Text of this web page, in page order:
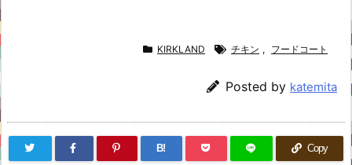
KIRKLAND チキン , フードコート
Posted by katemita
B! Copy